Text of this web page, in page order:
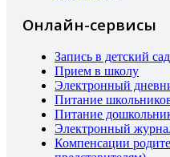
Онлайн-сервисы
Запись в детский сад
Прием в школу
Электронный
Питание
Питание
Электронный
Компенсации